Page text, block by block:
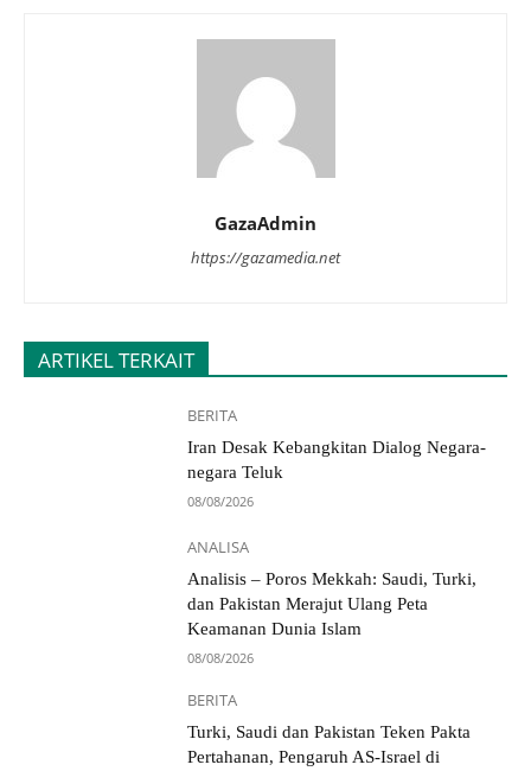
GazaAdmin
https://gazamedia.net
ARTIKEL TERKAIT
BERITA
Iran Desak Kebangkitan Dialog Negara-
negara Teluk
08/08/2026
ANALISA
Analisis – Poros Mekkah: Saudi, Turki,
dan Pakistan Merajut Ulang Peta
Keamanan Dunia Islam
08/08/2026
BERITA
Turki, Saudi dan Pakistan Teken Pakta
Pertahanan, Pengaruh AS-Israel di